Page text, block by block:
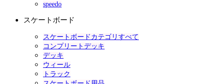
speedo
スケートボード
スケートボードカテゴリすべて
コンプリートデッキ
デッキ
ウィール
トラック